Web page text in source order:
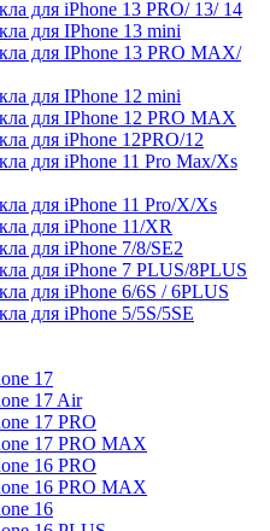
для iPhone 13 PRO/ 13/ 14
для IPhone 13 mini
для IPhone 13 PRO MAX/
для IPhone 12 mini
для IPhone 12 PRO MAX
для iPhone 12PRO/12
для iPhone 11 Pro Max/Xs
для iPhone 11 Pro/X/Xs
для iPhone 11/XR
для iPhone 7/8/SE2
для iPhone 7 PLUS/8PLUS
для iPhone 6/6S / 6PLUS
для iPhone 5/5S/5SE
17
17 Air
17 PRO
17 PRO MAX
16 PRO
16 PRO MAX
16